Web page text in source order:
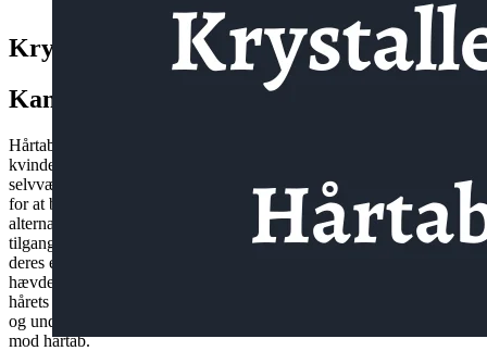
Krystaller og hårtab
Kan Krystaller Fremme Sund Hårvækst?
Hårtab er en udbredt bekymring, der påvirker både mænd og
kvinder i alle aldre. Det kan have en betydelig indvirkning på ens
selvværd og livskvalitet. Som et resultat af denne udbredte interesse
for at bevare og forbedre hårets sundhed, er der kommet en række
alternative tilgange til hårvækstpleje i fokus. En af disse alternative
tilgange involverer brugen af krystaller. Krystaller er blevet kendt for
deres energetiske egenskaber og helbredende kræfter, og nogle
hævder, at visse krystaller kan hjælpe med at forbedre hårvækst og
hårets sundhed. I denne artikel vil vi udforske dette emne nærmere
og undersøge, om der er videnskabelig støtte til brugen af krystaller
mod hårtab.